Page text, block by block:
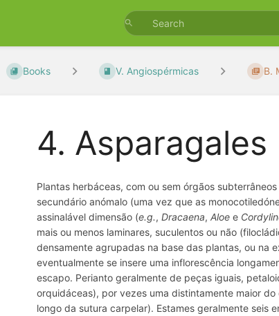
Books V. Angiospérmicas B.
4. Asparagales
Plantas herbáceas, com ou sem órgãos
secundário anómalo (uma vez que as
assinalável dimensão (e.g.,Dracaena,Aloe e
mais ou menos laminares, suculentos ou não
densamente agrupadas na base das plantas, ou na
eventualmente se insere uma inflorescência
escapo. Perianto geralmente de peças iguais,
orquidáceas), por vezes uma distintamente maior
longo da sutura carpelar). Estames geralmente seis